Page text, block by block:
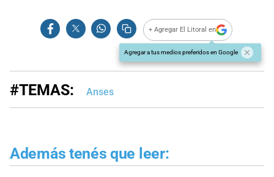
+ Agregar El Litoral en
Agregar a tus medios preferidos en Google
#TEMAS: Anses
Además tenés que leer: